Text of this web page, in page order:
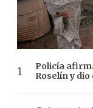
Policía
Roselín y